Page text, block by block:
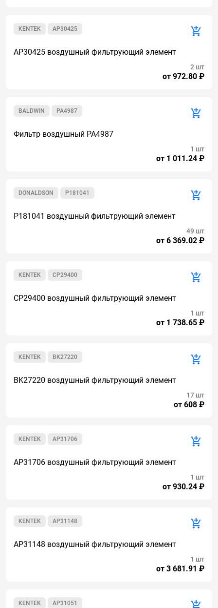
AP30425
KENTEK
AP30425 воздушный фильтрующий элемент
от 972.80 ₽
2 шт
PA4987
BALDWIN
Фильтр воздушный PA4987
от 1 011.24 ₽
1 шт
P181041
DONALDSON
P181041 воздушный фильтрующий элемент
от 6 369.02 ₽
49 шт
CP29400
KENTEK
CP29400 воздушный фильтрующий элемент
от 1 738.65 ₽
1 шт
BK27220
KENTEK
BK27220 воздушный фильтрующий элемент
от 608 ₽
17 шт
AP31706
KENTEK
AP31706 воздушный фильтрующий элемент
от 930.24 ₽
1 шт
AP31148
KENTEK
AP31148 воздушный фильтрующий элемент
от 3 681.91 ₽
1 шт
AP31051
KENTEK